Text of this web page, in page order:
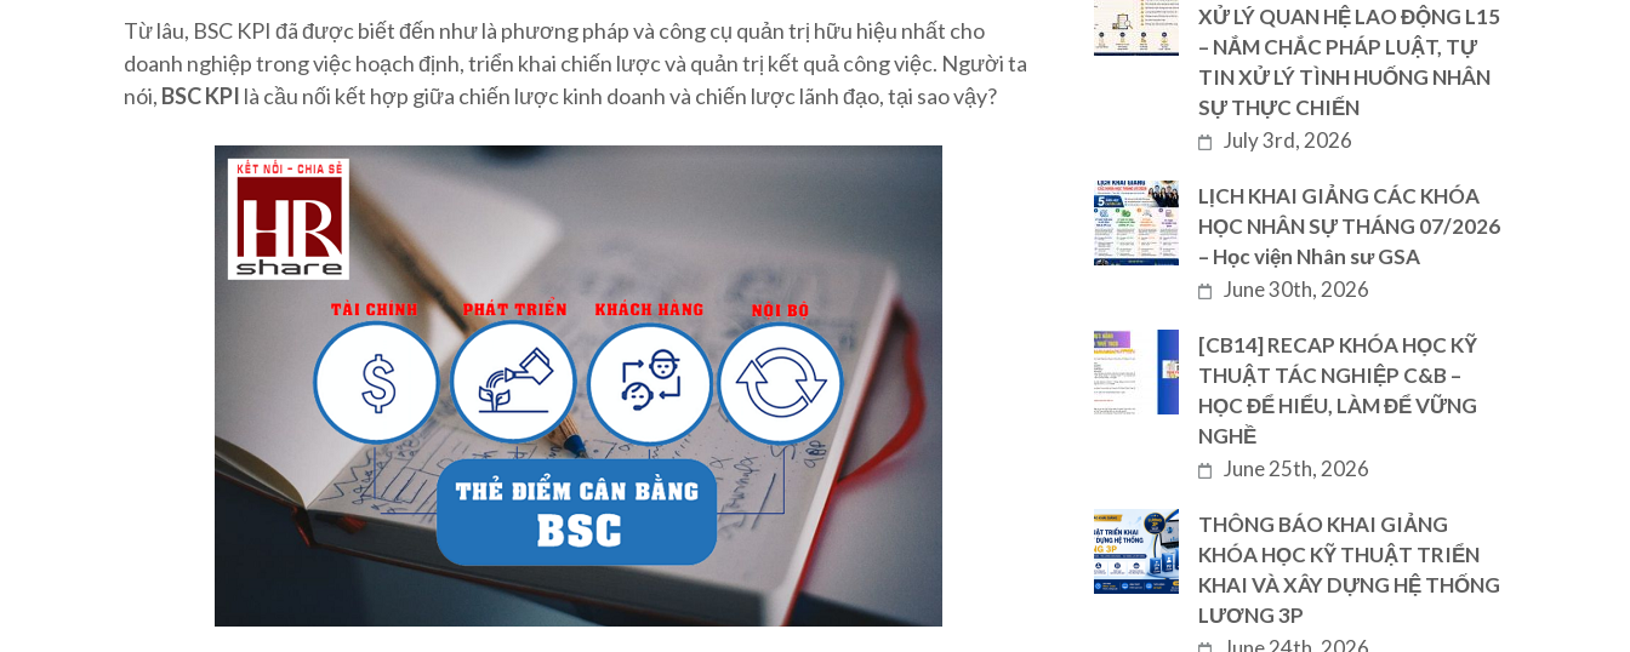
Từ lâu, BSC KPI đã được biết đến như là phương pháp và công cụ quản trị hữu hiệu nhất cho
doanh nghiệp trong việc hoạch định, triển khai chiến lược và quản trị kết quả công việc. Người ta
nói, BSC KPI là cầu nối kết hợp giữa chiến lược kinh doanh và chiến lược lãnh đạo, tại sao vậy?
XỬ LÝ QUAN HỆ LAO ĐỘNG L15
– NẮM CHẮC PHÁP LUẬT, TỰ
TIN XỬ LÝ TÌNH HUỐNG NHÂN
SỰ THỰC CHIẾN
July 3rd, 2026
LỊCH KHAI GIẢNG CÁC KHÓA
HỌC NHÂN SỰ THÁNG 07/2026
– Học viện Nhân sư GSA
June 30th, 2026
[CB14] RECAP KHÓA HỌC KỸ
THUẬT TÁC NGHIỆP C&B –
HỌC ĐỂ HIỂU, LÀM ĐỂ VỮNG
NGHỀ
June 25th, 2026
THÔNG BÁO KHAI GIẢNG
KHÓA HỌC KỸ THUẬT TRIỂN
KHAI VÀ XÂY DỰNG HỆ THỐNG
LƯƠNG 3P